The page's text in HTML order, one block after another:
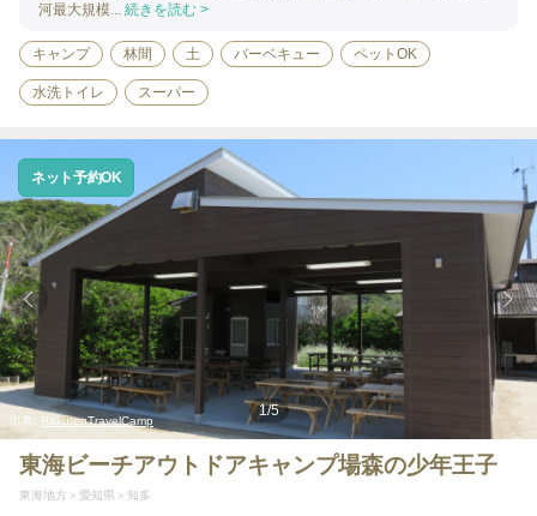
河最大規模... 続きを読む >
キャンプ 林間 土 バーベキュー ペットOK
水洗トイレ スーパー
出典: RakutenTravelCamp
1/5
ネット予約OK
東海ビーチアウトドアキャンプ場森の少年王子
東海地方 愛知県 知多